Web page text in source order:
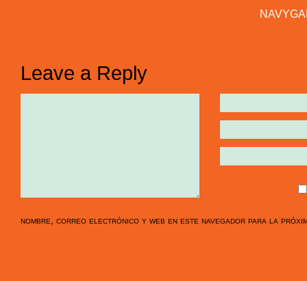
Leave a Reply
nombre, correo electrónico y web en este navegador para la